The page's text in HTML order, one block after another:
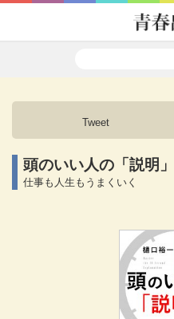
Tweet
頭のいい人の「説明
仕事も人生もうまくいく